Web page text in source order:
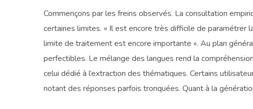
Commençons par les freins observés. La consultation
certaines limites. « Il est encore très difficile de paramétrer
limite de traitement est encore importante ». Au plan
perfectibles. Le mélange des langues rend la
celui dédié à l’extraction des thématiques. Certains
notant des réponses parfois tronquées. Quant à la